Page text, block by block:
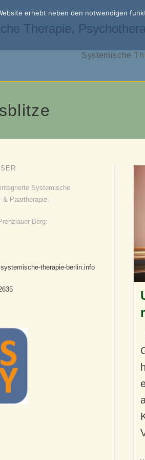
Therapie,
Systemische
Systemische
& Paartherapie.
Berg:
therapie-berlin.info
erhebt neben den notwendigen